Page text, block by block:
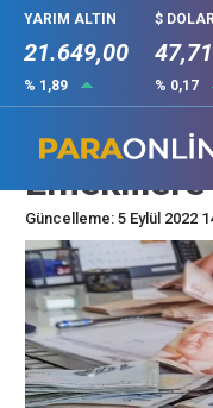
YARIM ALTIN
21.649,00
% 1,89
$ DOLAR
% 0,17
Garanti
Güncelleme: 5 Eylül 2022